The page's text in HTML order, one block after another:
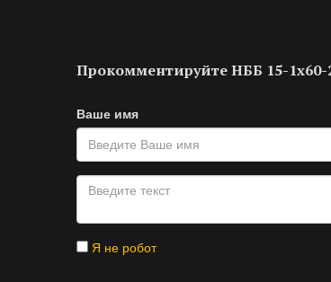
Прокомментируйте НББ 15-1х60-
Ваше имя
Я не робот